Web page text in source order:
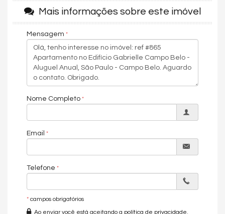
churrasqueira, espaço gourmet, jardim, piscina coberta,
academia, quadra de squash, e segurança com
O apartamento fica localizado no melhor do Campo Belo, uma
região que promove qualidade de vida e fácil acesso a
diversos pontos da cidade. O bairro por si só é repleto de
comércios locais, padarias, supermercados e restaurantes.
Próximo das principais vias e acesso como Jornalista Roberto
Marinho e Vereador José Diniz.
Condições de pagamento: À vista ou financiamento. Agende
Copa/Cozinha
Living
Sala
Sala de Estar
Mais informações sobre este imóvel
Mensagem
Nome Completo
Email
Telefone
* campos obrigatórios
Ao enviar você está aceitando a política de privacidade.